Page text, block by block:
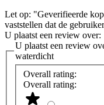
Let op: "Geverifieerde
vaststellen dat de
U plaatst een review over:
U plaatst een review
waterdicht
Overall rating:
Overall rating: